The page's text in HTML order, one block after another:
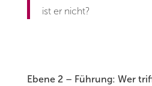
ist er nicht?
Ebene 2 – Führung: Wer